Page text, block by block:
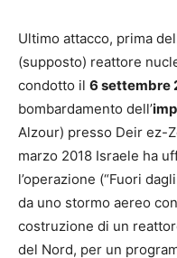
Ultimo attacco, prima
(supposto) reattore
condotto il 6 settembre
bombardamento dell’
Alzour) presso Deir ez-
marzo 2018 Israele ha
l’operazione (“Fuori
da uno stormo aereo
costruzione di un
del Nord, per un